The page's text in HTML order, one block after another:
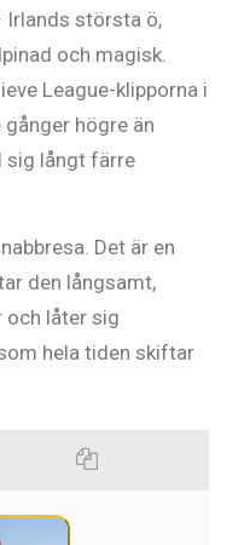
Irlands största ö,
och magisk.
League-klipporna i
högre än
sig långt färre
Det är en
den långsamt,
och låter sig
hela tiden skiftar